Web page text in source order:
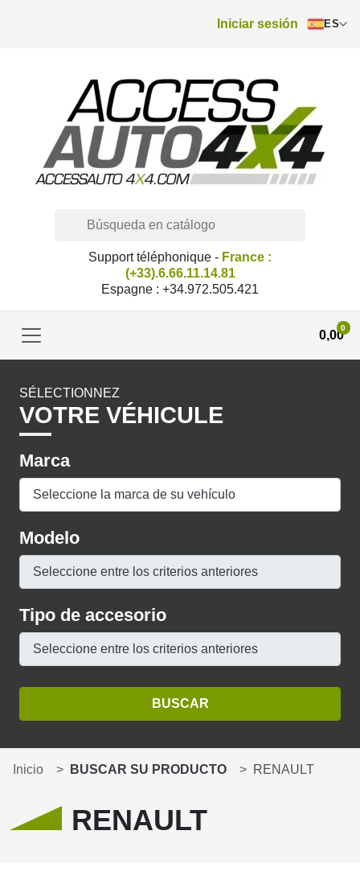
Iniciar sesión ES
Support téléphonique - France :
(+33).6.66.11.14.81
Espagne : +34.972.505.421
0,00
0
SÉLECTIONNEZ
VOTRE VÉHICULE
Marca
Modelo
Tipo de accesorio
Inicio BUSCAR SU PRODUCTO RENAULT
RENAULT